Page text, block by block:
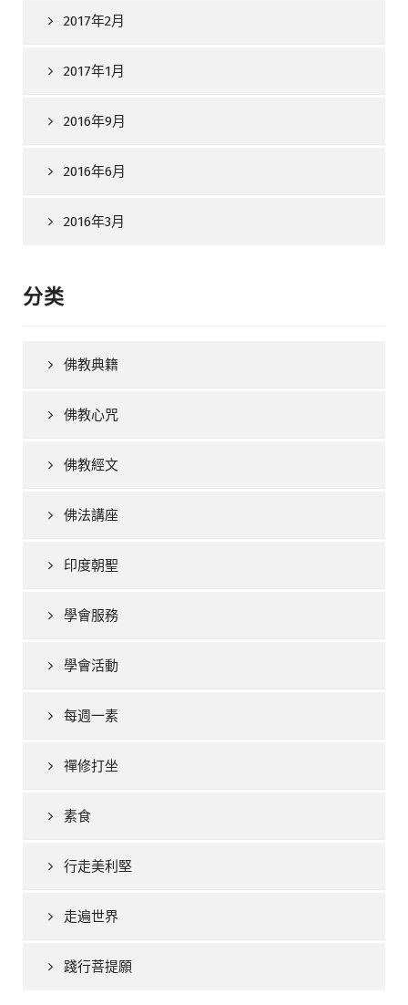
2017年2月
2017年1月
2016年9月
2016年6月
2016年3月
分类
佛教典籍
佛教心咒
佛教經文
佛法講座
印度朝聖
學會服務
學會活動
每週一素
禪修打坐
素食
行走美利堅
走遍世界
踐行菩提願